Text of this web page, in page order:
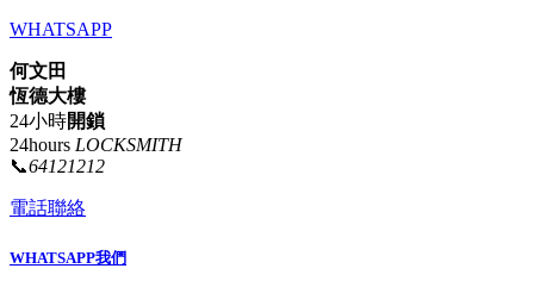
WHATSAPP
何文田
恆德大樓
24小時開鎖
24hours LOCKSMITH
📞64121212
電話聯絡
WHATSAPP我們